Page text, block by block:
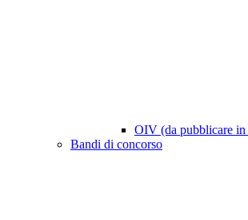
OIV (da pubblicare in
Bandi di concorso